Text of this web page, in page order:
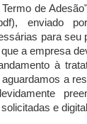
de
enviado
para seu
a empresa
à
a
e